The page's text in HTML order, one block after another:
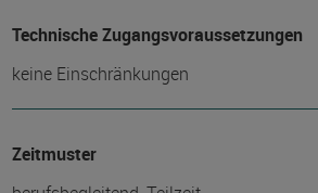
Technische Zugangsvoraussetzungen
keine Einschränkungen
Zeitmuster